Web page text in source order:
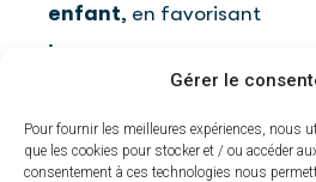
Gérer le
Pour fournir les meilleures expériences, nous
que les cookies pour stocker et / ou accéder
consentement à ces technologies nous
enfant, en favorisant
:
la vie à la maison
et la vie à l’école,